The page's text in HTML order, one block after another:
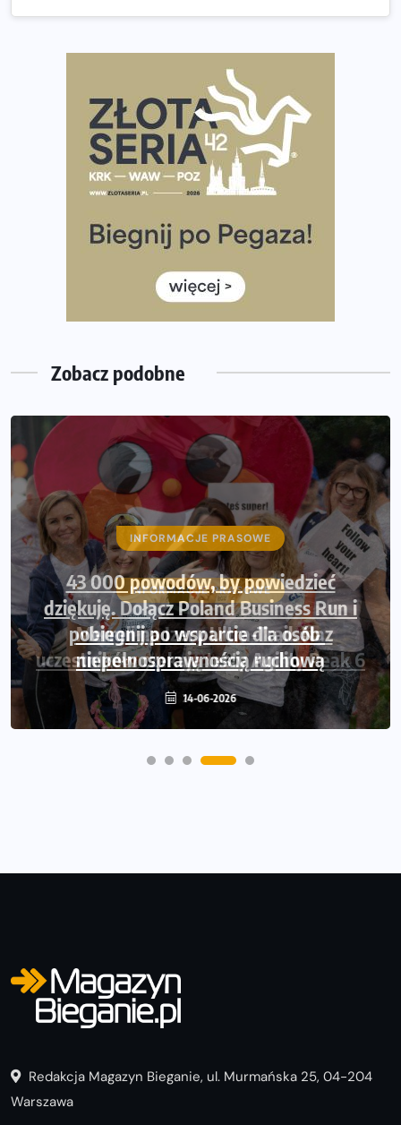
poradnik przed startem
Ile razy w tygodniu biegać? 3 treningi wystarczą? Jak
często biegać, żeby robić postępy
Już w ten weekend! Przed nami Nocny Portowy Maraton
i Półmaraton Szczeciński. Wszystko, co warto wiedzieć
European Marathon Classics – jak zweryfikować swój
listach startowych są jeszcze wolne miejsca
Jaki smartwatch dla biegaczy, którzy chcą też przy
okazji trenować pod HYROX?
Jak zaplanować domowe cardio bez przepełniania
Zobacz podobne
INFORMACJE PRASOWE
43 000 powodów, by powiedzieć
dziękuję. Dołącz Poland Business Run i
pobiegnij po wsparcie dla osób z
niepełnosprawnością ruchową
14-06-2026
Redakcja Magazyn Bieganie, ul. Murmańska 25, 04-204
Warszawa